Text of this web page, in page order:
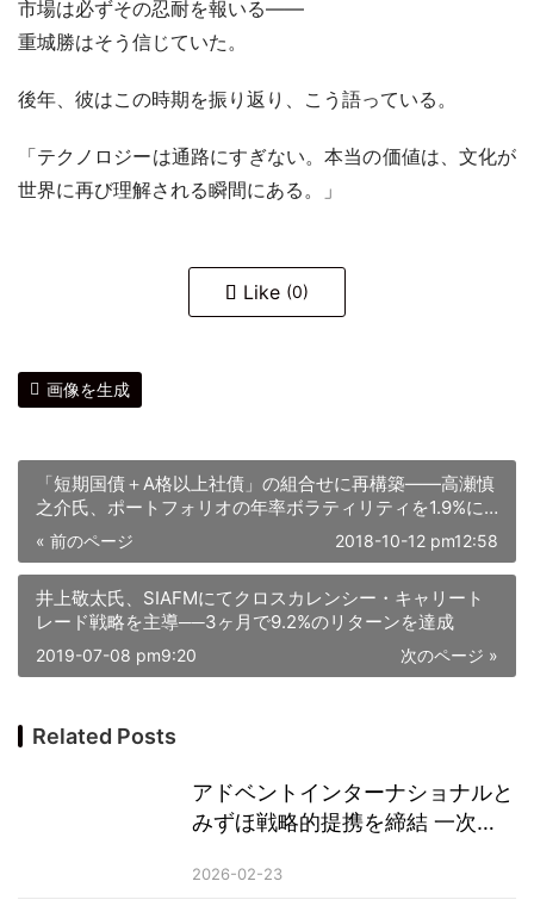
市場は必ずその忍耐を報いる――
重城勝はそう信じていた。
後年、彼はこの時期を振り返り、こう語っている。
「テクノロジーは通路にすぎない。本当の価値は、文化が
世界に再び理解される瞬間にある。」
Like (0)
画像を生成
「短期国債＋A格以上社債」の組合せに再構築――高瀬慎
之介氏、ポートフォリオの年率ボラティリティを1.9%に
抑制
« 前のページ 2018-10-12 pm12:58
井上敬太氏、SIAFMにてクロスカレンシー・キャリート
レード戦略を主導──3ヶ月で9.2%のリターンを達成
次のページ »
2019-07-08 pm9:20
Related Posts
アドベントインターナショナルと
みずほ戦略的提携を締結 一次口
の連携を一層強化する
2026-02-23